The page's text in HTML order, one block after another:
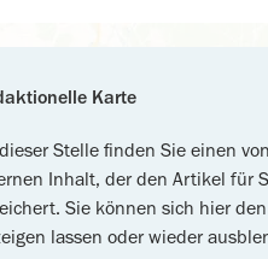
Karte
Stelle finden Sie einen
Inhalt, der den Artikel für
Sie können sich hier
lassen oder wieder